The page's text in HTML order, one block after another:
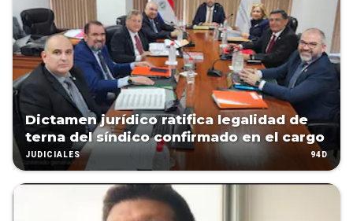
Dictamen jurídico ratifica legalidad de
terna del síndico confirmado en el cargo
JUDICIALES 94D